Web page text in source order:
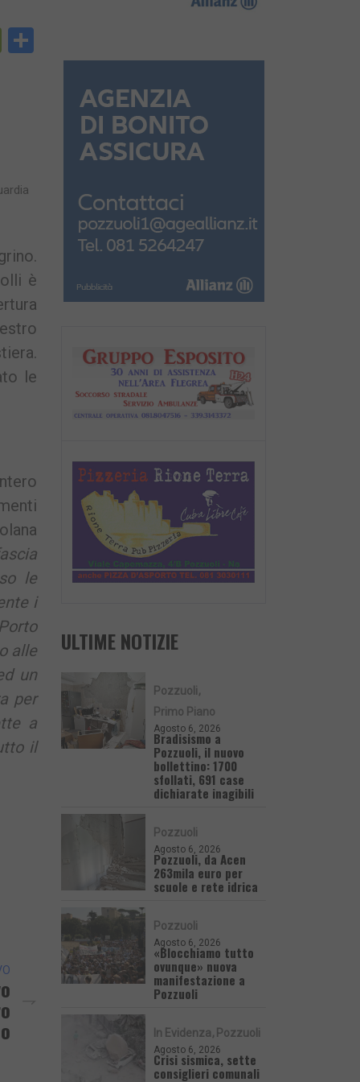
PrintFriendly
è
le
le
i
alle
un
per
a
il
ULTIME NOTIZIE
Pozzuoli
Primo Piano
Agosto 6, 2026
Bradisismo a
Pozzuoli, il nuovo
bollettino: 1700
sfollati, 691 case
dichiarate inagibili
Pozzuoli
Agosto 6, 2026
Pozzuoli, da Acen
263mila euro per
scuole e rete idrica
Pozzuoli
Agosto 6, 2026
«Blocchiamo tutto
ovunque» nuova
manifestazione a
Pozzuoli
In Evidenza Pozzuoli
Agosto 6, 2026
Crisi sismica, sette
consiglieri comunali